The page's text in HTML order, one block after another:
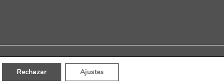
Rechazar Ajustes